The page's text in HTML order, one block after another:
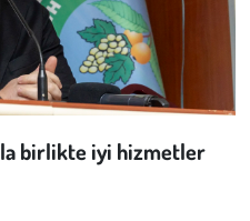
birlikte iyi hizmetler